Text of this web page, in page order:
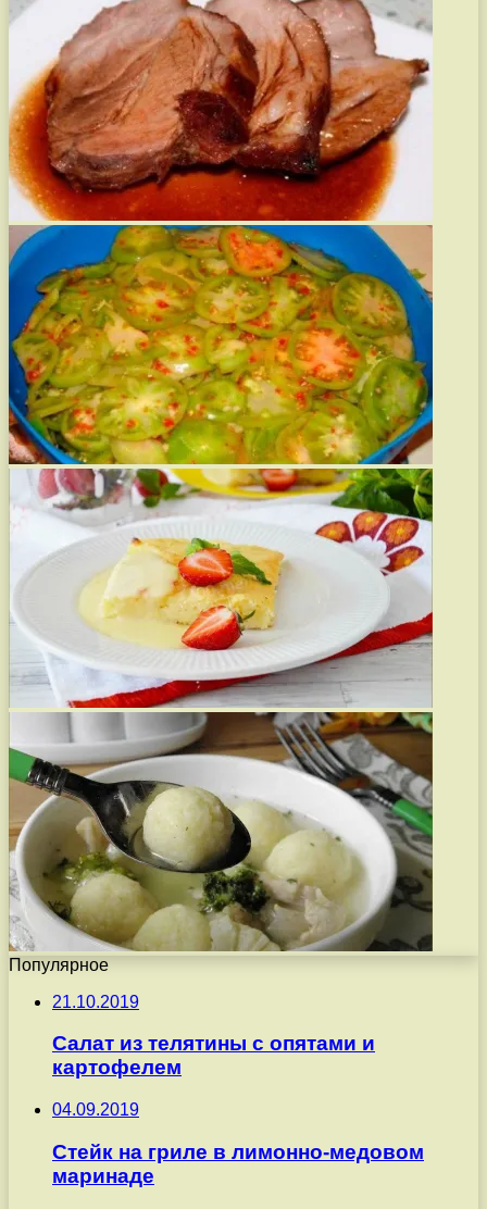
Популярное
21.10.2019
Салат из телятины с опятами и
картофелем
04.09.2019
Стейк на гриле в лимонно-медовом
маринаде